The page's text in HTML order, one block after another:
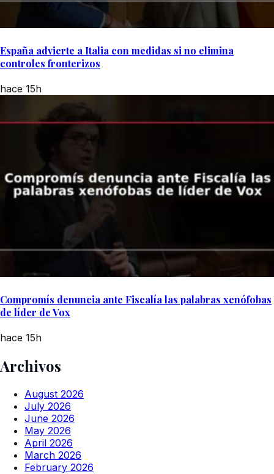
España advierte a Italia con medidas si no elimina
controles fronterizos
hace 15h
Compromís denuncia ante Fiscalía las palabras xenófobas
de líder de Vox
hace 15h
Archivos
August 2026
July 2026
June 2026
May 2026
April 2026
March 2026
February 2026